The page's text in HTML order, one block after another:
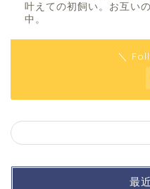
叶えての初飼い。お互い
中。
＼
最